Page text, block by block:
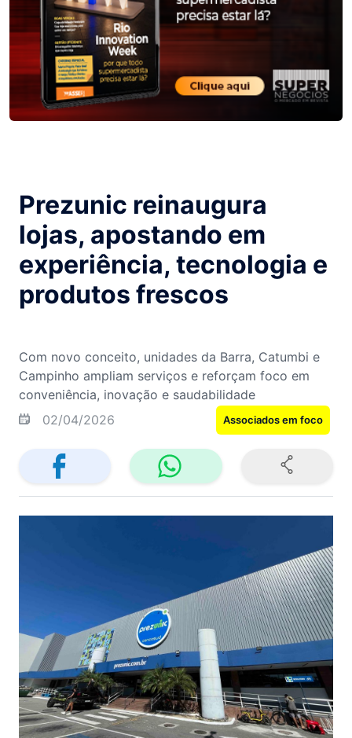
Prezunic reinaugura
lojas, apostando em
experiência, tecnologia e
produtos frescos
Com novo conceito, unidades da Barra, Catumbi e
Campinho ampliam serviços e reforçam foco em
conveniência, inovação e saudabilidade
02/04/2026
Associados em foco